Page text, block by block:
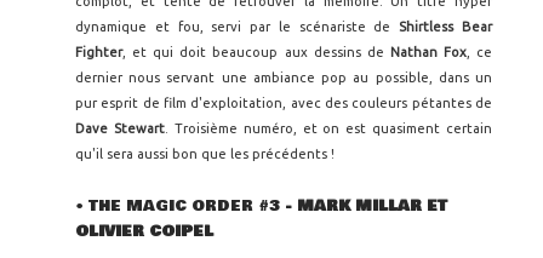
dynamique et fou, servi par le scénariste de Shirtless Bear
Fighter, et qui doit beaucoup aux dessins de Nathan Fox, ce
dernier nous servant une ambiance pop au possible, dans un
pur esprit de film d'exploitation, avec des couleurs pétantes de
Dave Stewart. Troisième numéro, et on est quasiment certain
qu'il sera aussi bon que les précédents !
• THE MAGIC ORDER #3 - MARK MILLAR ET
OLIVIER COIPEL